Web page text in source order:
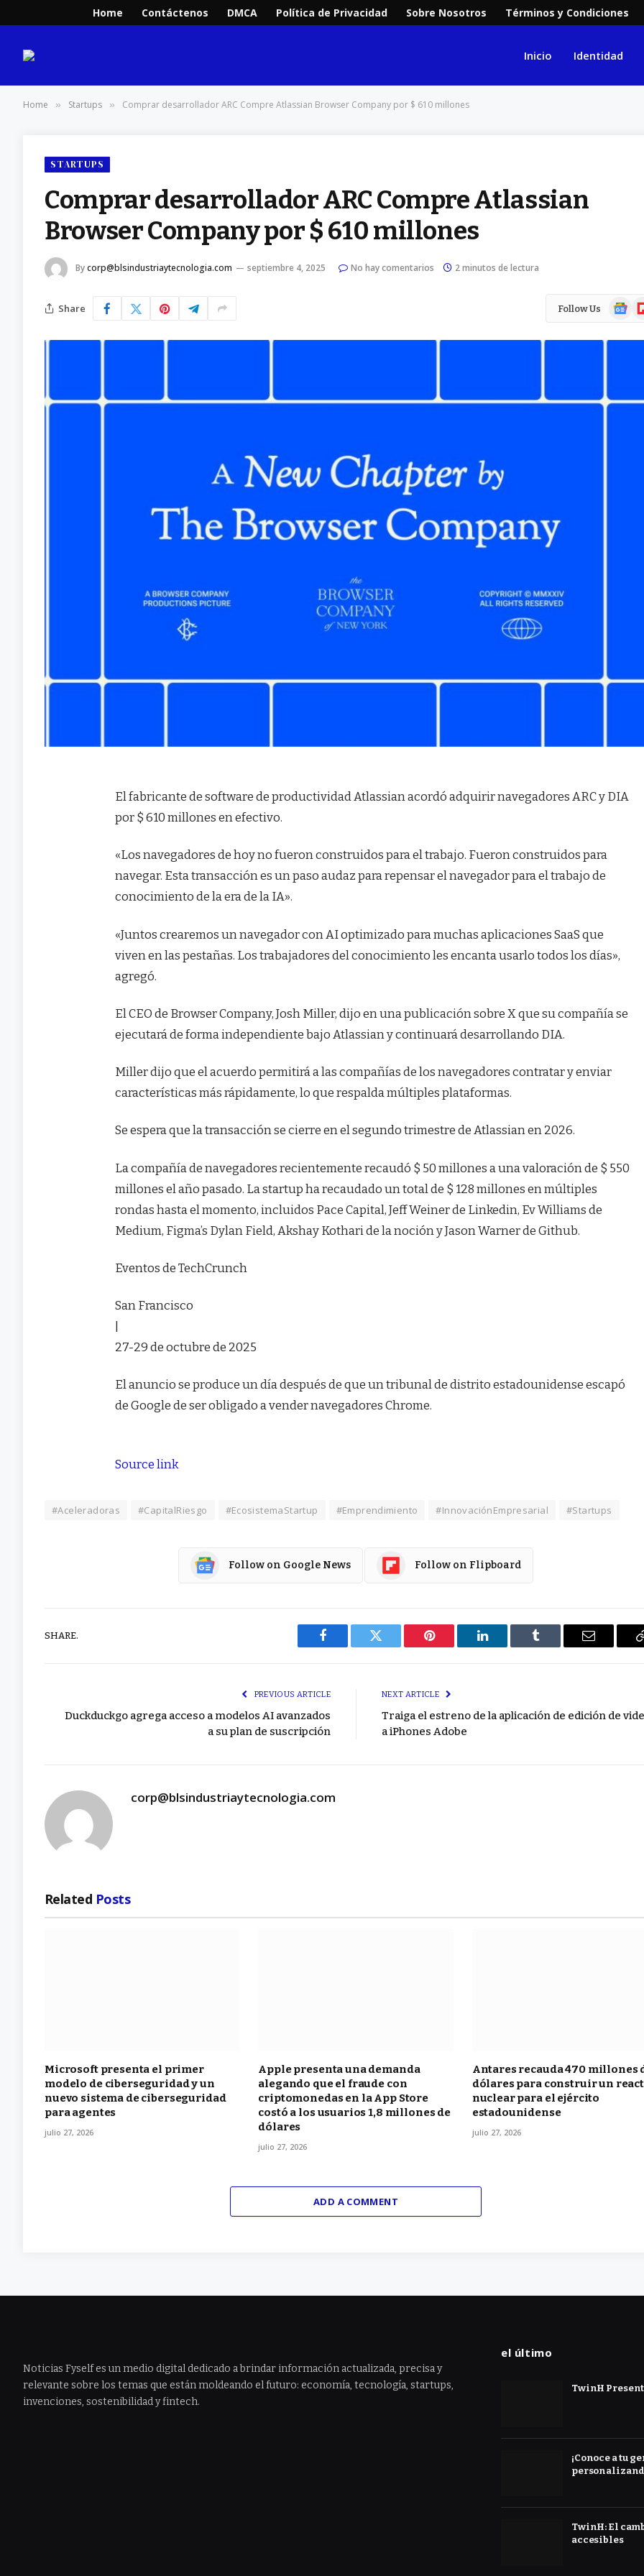
Home Contáctenos DMCA Política de Privacidad Sobre Nosotros Términos y Condiciones
Inicio Identidad
Home » Startups » Comprar desarrollador ARC Compre Atlassian Browser Company por $ 610 millones
STARTUPS
Comprar desarrollador ARC Compre Atlassian
Browser Company por $ 610 millones
Bycorp@blsindustriaytecnologia.com septiembre 4, 2025 No hay comentarios 2 minutos de lectura
Share Follow Us
Google
El fabricante de software de productividad Atlassian acordó adquirir navegadores ARC y DIA
por $ 610 millones en efectivo.
«Los navegadores de hoy no fueron construidos para el trabajo. Fueron construidos para
navegar. Esta transacción es un paso audaz para repensar el navegador para el trabajo de
conocimiento de la era de la IA».
«Juntos crearemos un navegador con AI optimizado para muchas aplicaciones SaaS que
viven en las pestañas. Los trabajadores del conocimiento les encanta usarlo todos los días»,
agregó.
El CEO de Browser Company, Josh Miller, dijo en una publicación sobre X que su compañía se
ejecutará de forma independiente bajo Atlassian y continuará desarrollando DIA.
Miller dijo que el acuerdo permitirá a las compañías de los navegadores contratar y enviar
características más rápidamente, lo que respalda múltiples plataformas.
Se espera que la transacción se cierre en el segundo trimestre de Atlassian en 2026.
La compañía de navegadores recientemente recaudó $ 50 millones a una valoración de $ 550
millones el año pasado. La startup ha recaudado un total de $ 128 millones en múltiples
rondas hasta el momento, incluidos Pace Capital, Jeff Weiner de Linkedin, Ev Williams de
Medium, Figma’s Dylan Field, Akshay Kothari de la noción y Jason Warner de Github.
Eventos de TechCrunch
San Francisco
27-29 de octubre de 2025
El anuncio se produce un día después de que un tribunal de distrito estadounidense escapó
de Google de ser obligado a vender navegadores Chrome.
Source link
#Aceleradoras #CapitalRiesgo #EcosistemaStartup #Emprendimiento #InnovaciónEmpresarial #Startups
Follow on Google News Follow on Flipboard
SHARE.
Facebook Twitter Pinterest LinkedIn Tumblr Email
PREVIOUS ARTICLE
Duckduckgo agrega acceso a modelos AI avanzados
a su plan de suscripción
NEXT ARTICLE
Traiga el estreno de la aplicación de edición de
a iPhones Adobe
corp@blsindustriaytecnologia.com
Related Posts
Microsoft presenta el primer
modelo de ciberseguridad y un
nuevo sistema de ciberseguridad
para agentes
julio 27, 2026
Apple presenta una demanda
alegando que el fraude con
criptomonedas en la App Store
costó a los usuarios 1,8 millones de
dólares
julio 27, 2026
Antares recauda 470 millones
dólares para construir un
nuclear para el ejército
estadounidense
julio 27, 2026
ADD A COMMENT
Noticias Fyself es un medio digital dedicado a brindar información actualizada, precisa y
relevante sobre los temas que están moldeando el futuro: economía, tecnología, startups,
invenciones, sostenibilidad y fintech.
el último
TwinH
¡Conoce a tu
TwinH: El
accesibles